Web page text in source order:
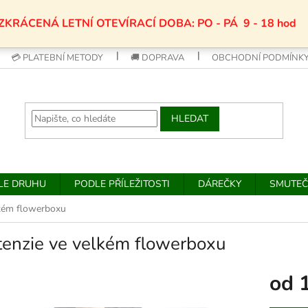
LETNÍ OTEVÍRACÍ DOBA: PO - PÁ 9 - 18 hod
💳 PLATEBNÍ METODY 🚚 DOPRAVA OBCHODNÍ
HLEDAT
DRUHU PODLE PŘÍLEŽITOSTI DÁREČKY
flowerboxu
ve velkém flowerboxu
od